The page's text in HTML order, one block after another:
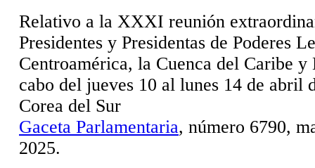
Relativo a la XXXI reunión
Presidentes y Presidentas de Poderes
Centroamérica, la Cuenca del Caribe
cabo del jueves 10 al lunes 14 de abril
Corea del Sur
Gaceta Parlamentaria, número 6790,
2025.